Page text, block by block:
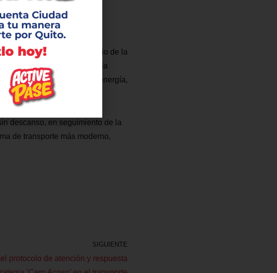
de adultos mayores,
de transporte, por medio de la
subsistemas que permiten la
rodante, gestión de energía,
descanso, en seguimiento de la
de transporte más moderno,
SIGUIENTE
protocolo de atención y respuesta